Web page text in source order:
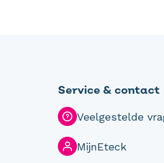
Service & contact
Veelgestelde
MijnEteck